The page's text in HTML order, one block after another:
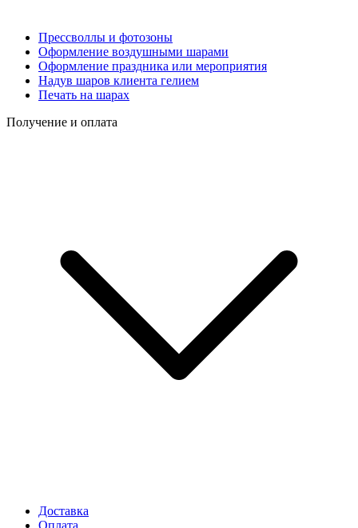
Прессволлы и фотозоны
Оформление воздушными шарами
Оформление праздника или мероприятия
Надув шаров клиента гелием
Печать на шарах
Получение и оплата
Доставка
Оплата